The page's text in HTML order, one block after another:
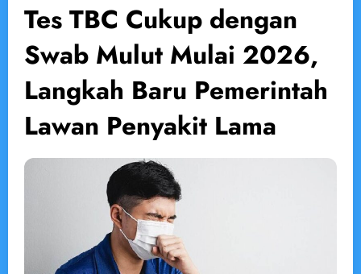
Tes TBC Cukup dengan
Swab Mulut Mulai 2026,
Langkah Baru Pemerintah
Lawan Penyakit Lama